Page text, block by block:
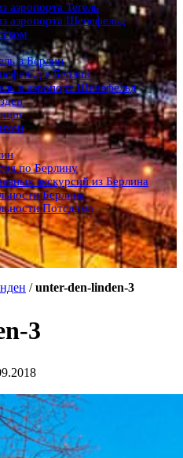
аэропорта Тегель
аэропорта Шенефельд
в Берлин
в Берлин
в аэропорт Шенефельд
по Берлину
экскурсий из Берлина
Берлина
Потсдама
/unter-den-linden-3
3